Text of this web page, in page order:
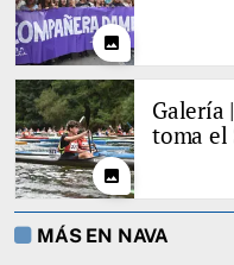
photo
photo
Galería
toma el
MÁS EN NAVA